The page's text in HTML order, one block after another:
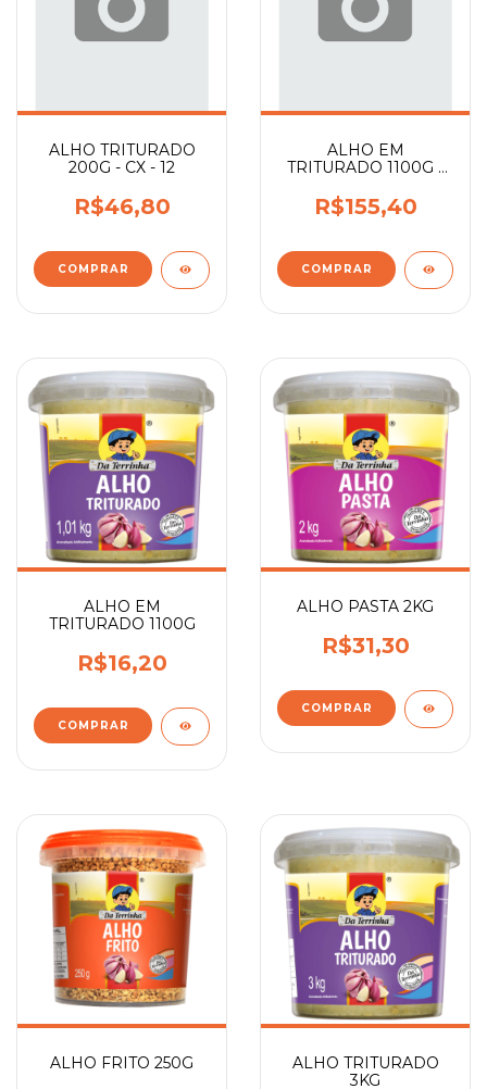
ALHO TRITURADO
200G - CX - 12
R$46,80
ALHO EM
TRITURADO 1100G -
R$155,40
ALHO EM
TRITURADO 1100G
R$16,20
ALHO PASTA 2KG
R$31,30
ALHO FRITO 250G
ALHO TRITURADO
3KG